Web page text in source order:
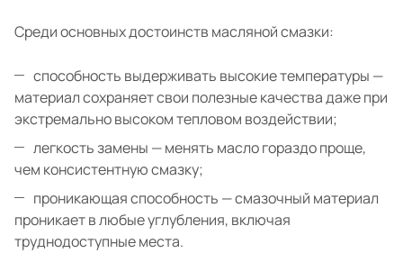
Среди основных достоинств масляной смазки:
способность выдерживать высокие температуры —
материал сохраняет свои полезные качества даже при
экстремально высоком тепловом воздействии;
легкость замены — менять масло гораздо проще,
чем консистентную смазку;
проникающая способность — смазочный материал
проникает в любые углубления, включая
труднодоступные места.